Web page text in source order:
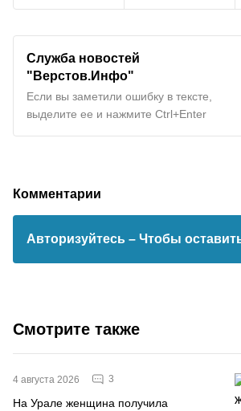
Служба новостей
"Верстов.Инфо"
Если вы заметили ошибку в тексте,
выделите ее и нажмите Ctrl+Enter
Комментарии
Авторизуйтесь – Чтобы
Смотрите также
4 августа 2026 3
На Урале женщина получила